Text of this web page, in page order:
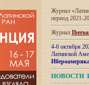
Журнал
период 2021-
Журнал
4-6 октября
Латинской
НОВОСТИ